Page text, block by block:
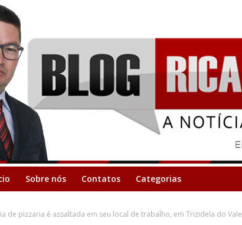
Sobre nós Contatos Categorias
de pizzaria é assaltada em seu local de trabalho, em Trizidela do Vale